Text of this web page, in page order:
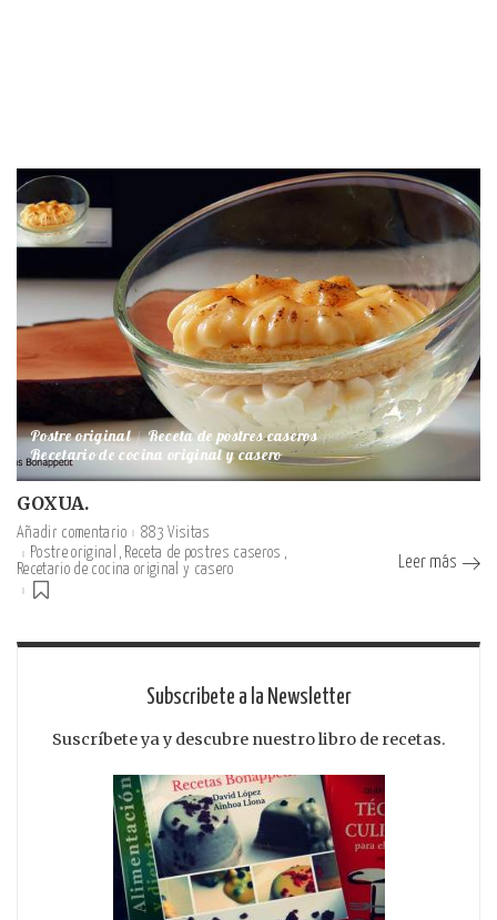
Postre original Receta de postres caseros
Recetario de cocina original y casero
GOXUA.
Añadir comentario
883 Visitas
Postre original
Receta de postres caseros
Recetario de cocina original y casero
Leer más
Subscribete a la Newsletter
Suscríbete ya y descubre nuestro libro de recetas.